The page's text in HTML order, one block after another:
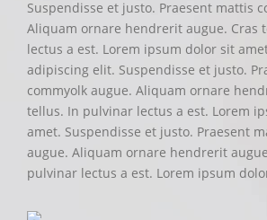
Suspendisse et justo. Praesent mattis
Aliquam ornare hendrerit augue. Cras
lectus a est. Lorem ipsum dolor sit
adipiscing elit. Suspendisse et justo.
commyolk augue. Aliquam ornare
tellus. In pulvinar lectus a est. Lorem
amet. Suspendisse et justo. Praesent
augue. Aliquam ornare hendrerit
pulvinar lectus a est. Lorem ipsum